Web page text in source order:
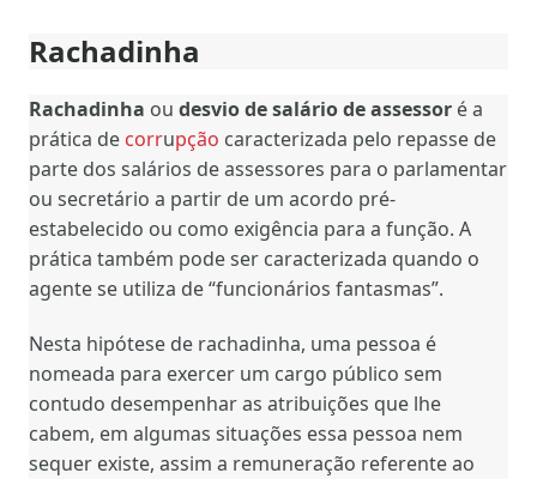
Rachadinha
Rachadinha ou desvio de salário de assessor é a
prática de corrupção caracterizada pelo repasse de
parte dos salários de assessores para o parlamentar
ou secretário a partir de um acordo pré-
estabelecido ou como exigência para a função. A
prática também pode ser caracterizada quando o
agente se utiliza de “funcionários fantasmas”.
Nesta hipótese de rachadinha, uma pessoa é
nomeada para exercer um cargo público sem
contudo desempenhar as atribuições que lhe
cabem, em algumas situações essa pessoa nem
sequer existe, assim a remuneração referente ao